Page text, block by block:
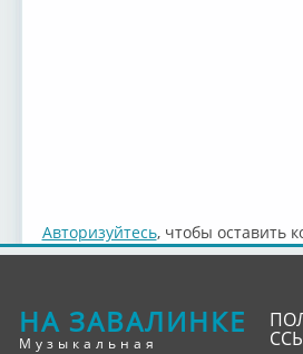
Авторизуйтесь, чтобы оставить
НА ЗАВАЛИНКЕ
Музыкальная